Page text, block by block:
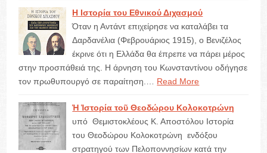
Η Ιστορία του Εθνικού Διχασμού
Όταν η Αντάντ επιχείρησε να καταλάβει τα
Δαρδανέλια (Φεβρουάριος 1915), ο Βενιζέλος
έκρινε ότι η Ελλάδα θα έπρεπε να πάρει μέρος
στην προσπάθειά της. Η άρνηση του Κωνσταντίνου οδήγησε
τον πρωθυπουργό σε παραίτηση.…
Read More
Ἡ Ἱστορία τοῦ Θεοδώρου Κολοκοτρώνη
υπό Θεμιστοκλέους Κ. Αποστόλου Ιστορία
του Θεοδώρου Κολοκοτρώνη ενδόξου
στρατηγού των Πελοποννησίων κατά την